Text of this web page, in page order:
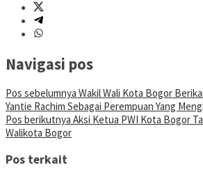
Navigasi pos
Pos sebelumnya Wakil Wali Kota Bogor
Yantie Rachim Sebagai Perempuan Yang
Pos berikutnya Aksi Ketua PWI Kota Bogor
Walikota Bogor
Pos terkait